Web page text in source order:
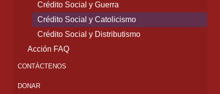
Crédito Social y Guerra
Crédito Social y Catolicismo
Crédito Social y Distributismo
Acción FAQ
CONTÁCTENOS
DONAR